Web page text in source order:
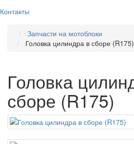
Контакты
Запчасти на мотоблоки
Головка цилиндра в сборе (R175)
Головка
сборе (R175)